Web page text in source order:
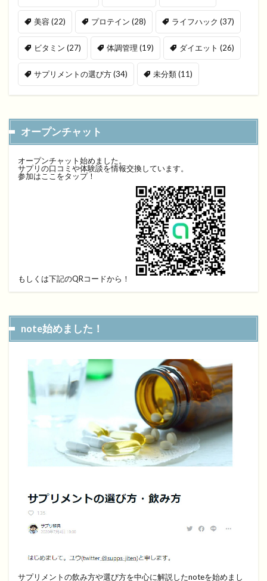
美容(22) プロテイン (28) ライフハック (37)
ビタミン (27) 体調管理 (19) ダイエット (26)
サプリメントの選び方(34) 未分類(11)
オープンチャット
オープンチャット始めました。
サプリの口コミや体験談を情報交換しています。
参加はここをタップ！
もしくは下記のQRコードから！
note始めました！
サプリメントの飲み方や選び方を中心に解説したnoteを始めまし